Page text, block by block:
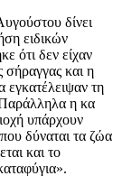
δίνει
ειδικών
ότι δεν είχαν
σήραγγας και η
εγκατέλειψαν τη
Παράλληλα η κα
υπάρχουν
δύναται τα ζώα
και το